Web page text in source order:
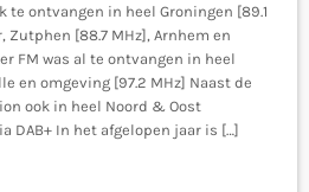
te ontvangen in heel Groningen [89.1
Zutphen [88.7 MHz], Arnhem en
FM was al te ontvangen in heel
en omgeving [97.2 MHz] Naast de
ook in heel Noord & Oost
DAB+ In het afgelopen jaar is […]